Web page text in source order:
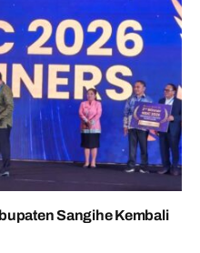
Sangihe Kembali